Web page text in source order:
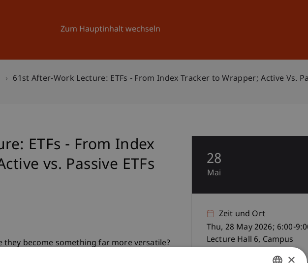
Zum Hauptinhalt wechseln
Universität Aktuelles
61st After-Work Lecture: ETFs - From Index Tracker to Wrapper; Active Vs.
ETFs - From Index
vs. Passive ETFs
they become something far more versatile?
28
Mai
Zeit und Ort
Thu, 28 May 2026; 6:00-
Lecture Hall 6, Campus
×